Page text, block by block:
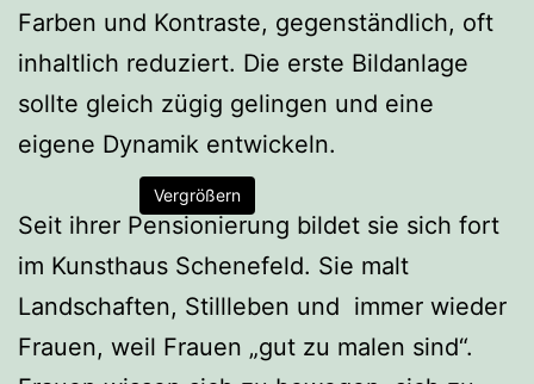
Farben und Kontraste, gegenständlich, oft
inhaltlich reduziert. Die erste Bildanlage
sollte gleich zügig gelingen und eine
eigene Dynamik entwickeln.
Vergrößern
Seit ihrer Pensionierung bildet sie sich fort
im Kunsthaus Schenefeld. Sie malt
Landschaften, Stillleben und immer wieder
Frauen, weil Frauen „gut zu malen sind“.